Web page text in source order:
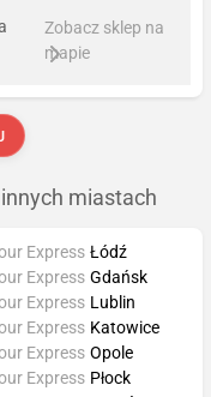
Zobacz sklep na
mapie
miastach
Express Łódź
Express Gdańsk
Express Lublin
Express Katowice
Express Opole
Express Płock